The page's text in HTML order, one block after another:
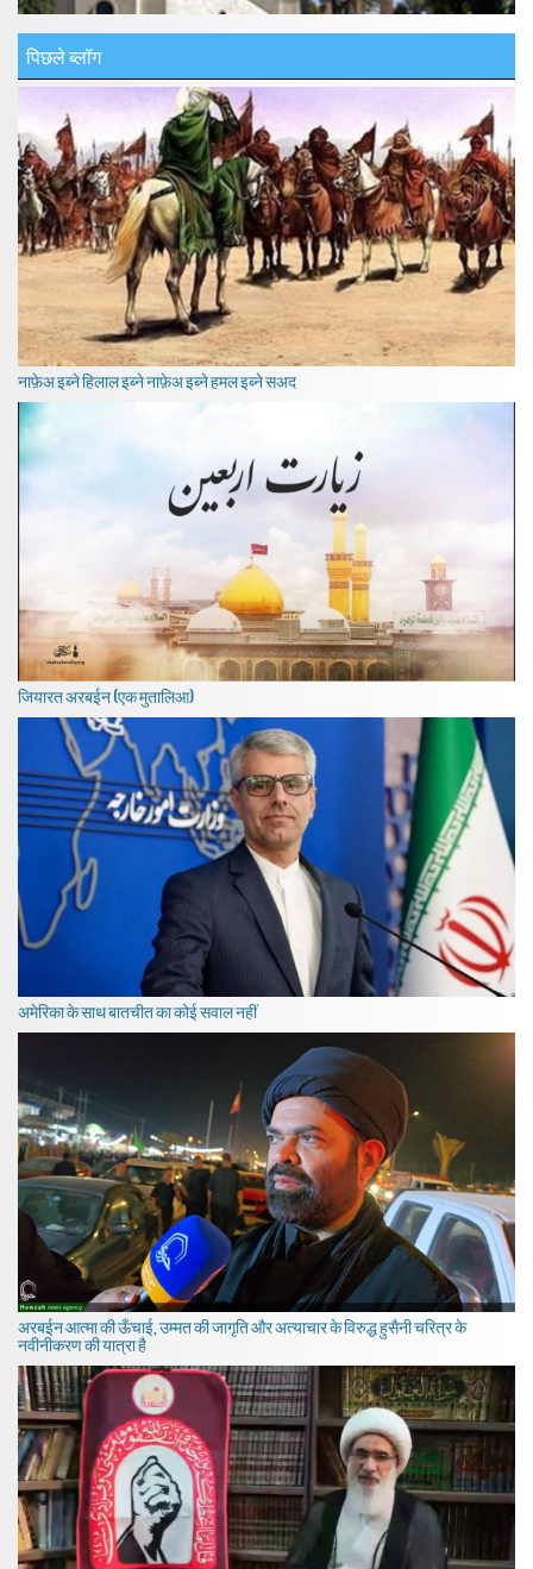
पिछले ब्लॉग
नाफ़ेअ इब्ने हिलाल इब्ने नाफ़ेअ इब्ने हमल इब्ने सअद
जियारत अरबईन (एक मुतालिआ)
अमेरिका के साथ बातचीत का कोई सवाल नहीं
अरबईन आत्मा की ऊँचाई, उम्मत की जागृति और अत्याचार के विरुद्ध हुसैनी चरित्र के
नवीनीकरण की यात्रा है